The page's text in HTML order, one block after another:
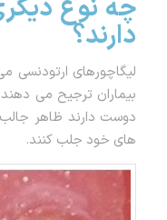
چه نوع
دارند؟
لیگاچورهای ارتودنسی
بیماران ترجیح می
دوست دارند ظاهر
های خود جلب کنند.